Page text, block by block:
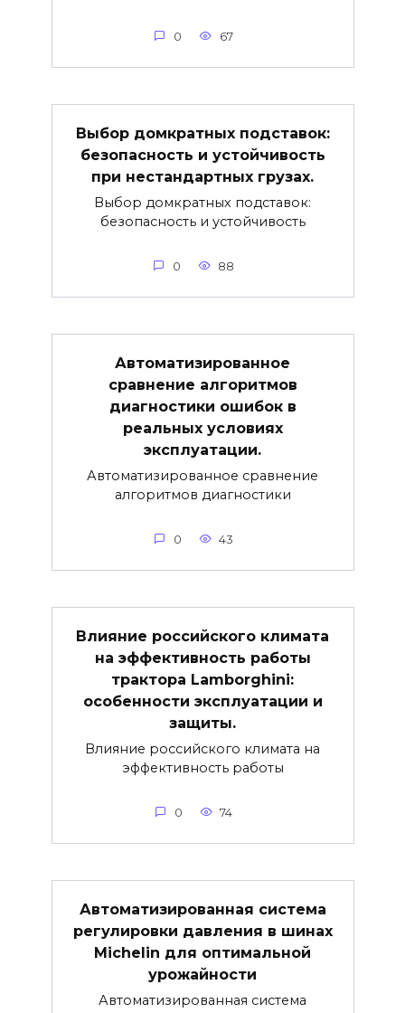
0 67
Выбор домкратных подставок:
безопасность и устойчивость
при нестандартных грузах.
Выбор домкратных подставок:
безопасность и устойчивость
0 88
Автоматизированное
сравнение алгоритмов
диагностики ошибок в
реальных условиях
эксплуатации.
Автоматизированное сравнение
алгоритмов диагностики
0 43
Влияние российского климата
на эффективность работы
трактора Lamborghini:
особенности эксплуатации и
защиты.
Влияние российского климата на
эффективность работы
0 74
Автоматизированная система
регулировки давления в шинах
Michelin для оптимальной
урожайности
Автоматизированная система